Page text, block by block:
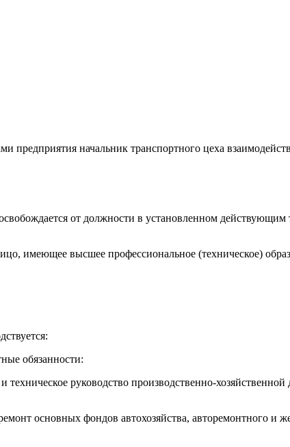
начальник транспортного цеха
от должности в установленном
имеющее высшее профессиональное (техническое)
обязанности:
руководство производственно-хозяйственной
основных фондов автохозяйства, авторемонтного и